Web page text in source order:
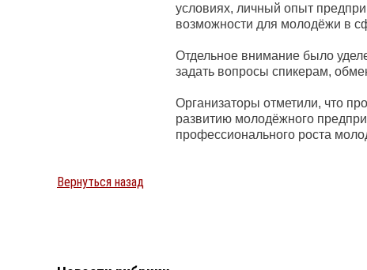
условиях, личный опыт
возможности для молодёжи в
Отдельное внимание было
задать вопросы спикерам,
Организаторы отметили, что
развитию молодёжного
профессионального роста
Вернуться назад